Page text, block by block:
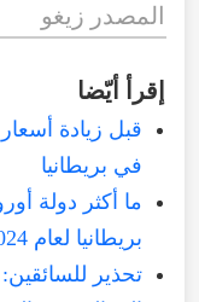
المصدر زيغو
إقرأ أيّضا
قبل زيادة
في بريطانيا
ما أكثر دولة
بريطانيا لعام 2024
تحذير